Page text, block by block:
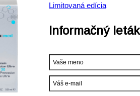
Limitovaná edícia
Informačný leták